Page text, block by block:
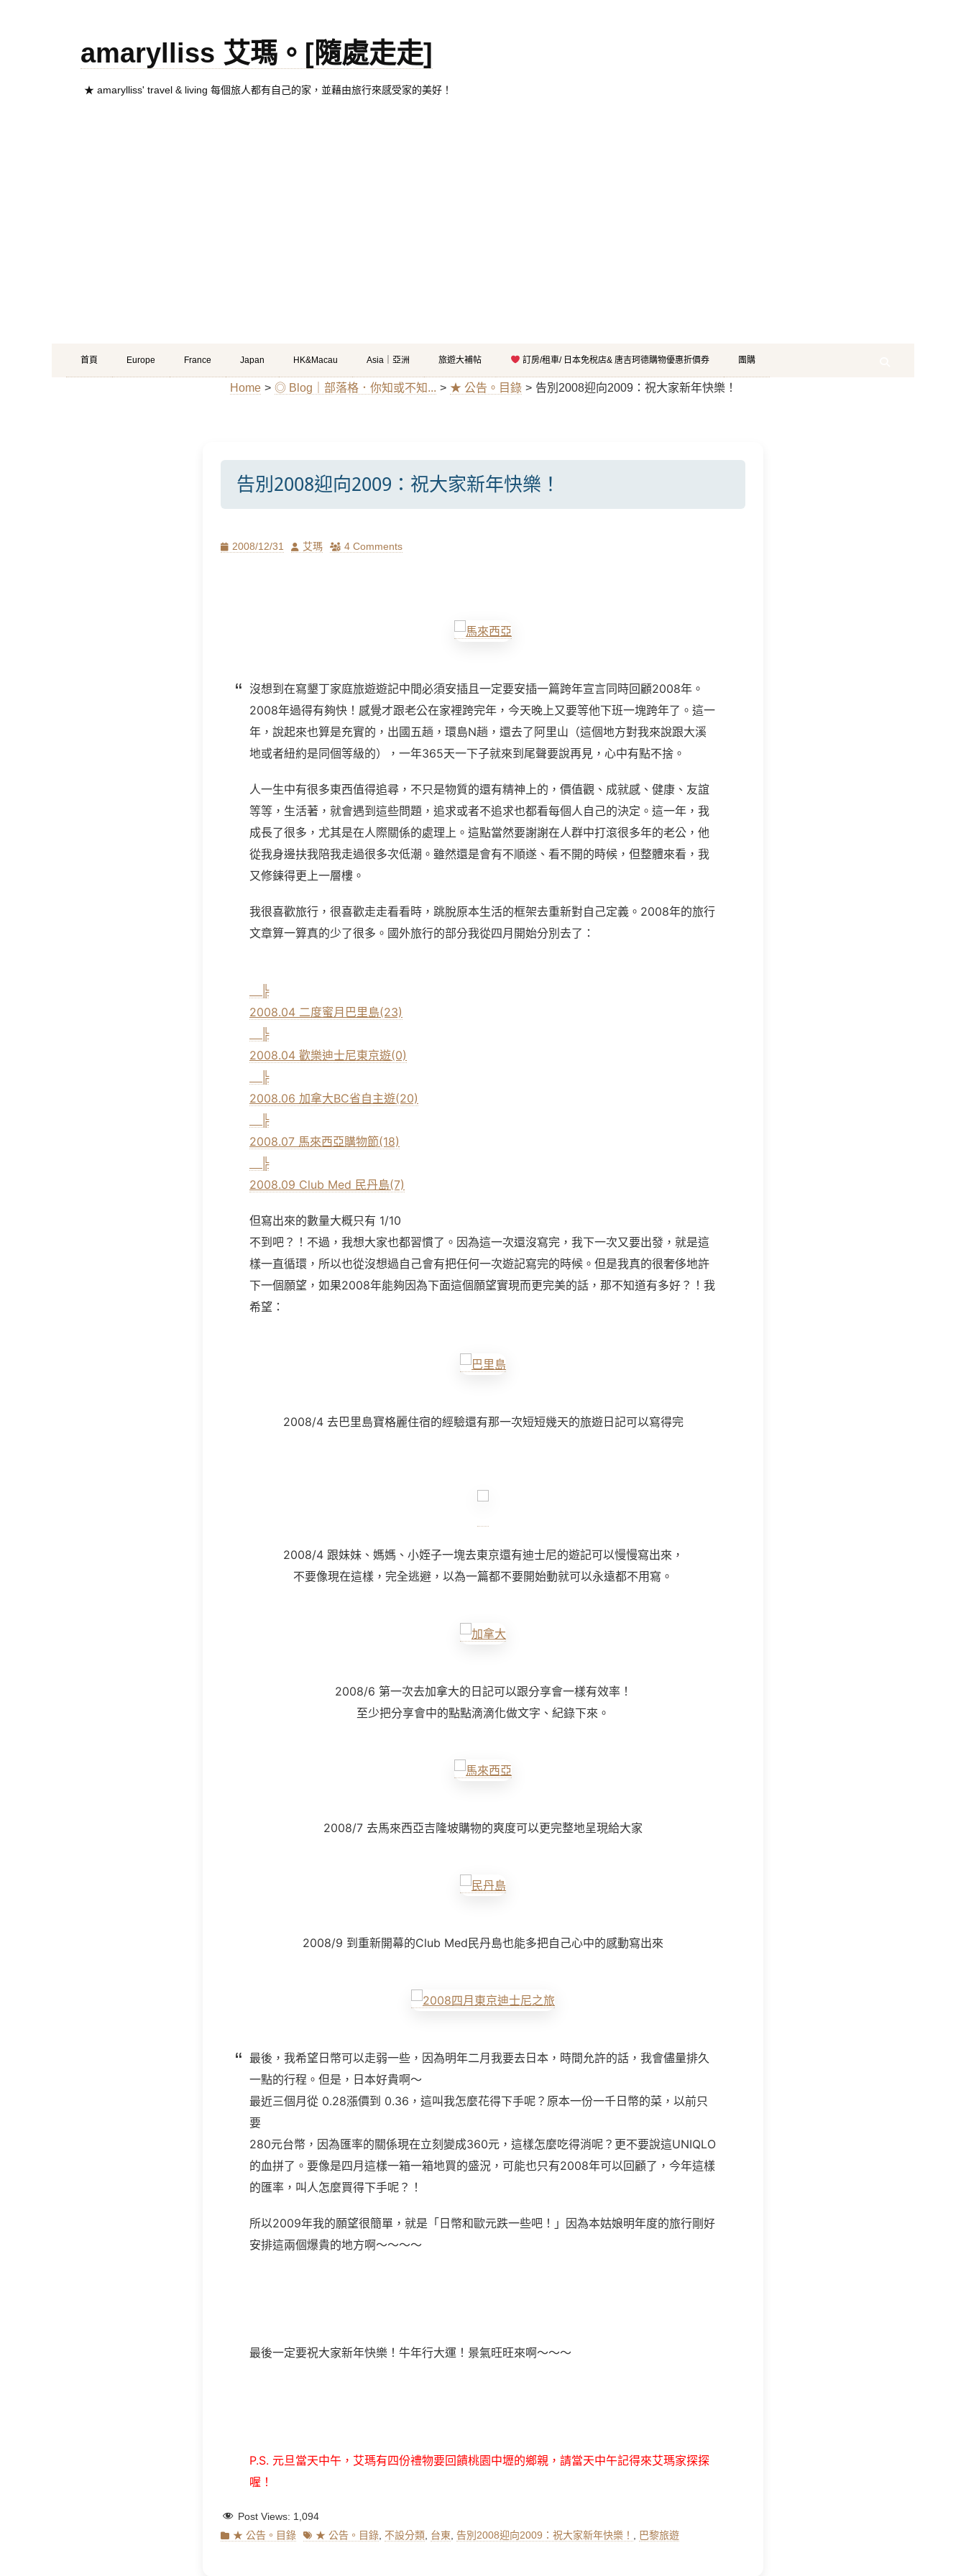
amarylliss 艾瑪。[隨處走走]
★ amarylliss' travel & living 每個旅人都有自己的家，並藉由旅行來感受家的美好！
Primary
Menu
Skip
to
首頁 Europe France Japan HK&Macau Asia｜亞洲 旅遊大補帖 訂房/租車/ 日本免稅店& 唐吉珂德購物優惠折價券 團購
Home > ◎ Blog｜部落格．你知或不知... > ★ 公告。目錄 > 告別2008迎向2009：祝大家新年快樂！
告別2008迎向2009：祝大家新年快樂！
Posted
2008/12/31 Author
艾瑪 4 Comments
沒想到在寫墾丁家庭旅遊遊記中間必須安插且一定要安插一篇跨年宣言同時回顧2008年。
2008年過得有夠快！感覺才跟老公在家裡跨完年，今天晚上又要等他下班一塊跨年了。這一
年，說起來也算是充實的，出國五趟，環島N趟，還去了阿里山（這個地方對我來說跟大溪
地或者紐約是同個等級的），一年365天一下子就來到尾聲要說再見，心中有點不捨。
人一生中有很多東西值得追尋，不只是物質的還有精神上的，價值觀、成就感、健康、友誼
等等，生活著，就會遇到這些問題，追求或者不追求也都看每個人自己的決定。這一年，我
成長了很多，尤其是在人際關係的處理上。這點當然要謝謝在人群中打滾很多年的老公，他
從我身邊扶我陪我走過很多次低潮。雖然還是會有不順遂、看不開的時候，但整體來看，我
又修鍊得更上一層樓。
我很喜歡旅行，很喜歡走走看看時，跳脫原本生活的框架去重新對自己定義。2008年的旅行
文章算一算真的少了很多。國外旅行的部分我從四月開始分別去了：
╠
2008.04 二度蜜月巴里島(23)
╠
2008.04 歡樂迪士尼東京遊(0)
╠
2008.06 加拿大BC省自主遊(20)
╠
2008.07 馬來西亞購物節(18)
╠
2008.09 Club Med 民丹島(7)
但寫出來的數量大概只有 1/10
不到吧？！不過，我想大家也都習慣了。因為這一次還沒寫完，我下一次又要出發，就是這
樣一直循環，所以也從沒想過自己會有把任何一次遊記寫完的時候。但是我真的很奢侈地許
下一個願望，如果2008年能夠因為下面這個願望實現而更完美的話，那不知道有多好？！我
希望：
2008/4 去巴里島寶格麗住宿的經驗還有那一次短短幾天的旅遊日記可以寫得完
2008/4 跟妹妹、媽媽、小姪子一塊去東京還有迪士尼的遊記可以慢慢寫出來，
不要像現在這樣，完全逃避，以為一篇都不要開始動就可以永遠都不用寫。
2008/6 第一次去加拿大的日記可以跟分享會一樣有效率！
至少把分享會中的點點滴滴化做文字、紀錄下來。
2008/7 去馬來西亞吉隆坡購物的爽度可以更完整地呈現給大家
2008/9 到重新開幕的Club Med民丹島也能多把自己心中的感動寫出來
最後，我希望日幣可以走弱一些，因為明年二月我要去日本，時間允許的話，我會儘量排久
一點的行程。但是，日本好貴啊～
最近三個月從 0.28漲價到 0.36，這叫我怎麼花得下手呢？原本一份一千日幣的菜，以前只
要
280元台幣，因為匯率的關係現在立刻變成360元，這樣怎麼吃得消呢？更不要說這UNIQLO
的血拼了。要像是四月這樣一箱一箱地買的盛況，可能也只有2008年可以回顧了，今年這樣
的匯率，叫人怎麼買得下手呢？！
所以2009年我的願望很簡單，就是「日幣和歐元跌一些吧！」因為本姑娘明年度的旅行剛好
安排這兩個爆貴的地方啊～～～～
最後一定要祝大家新年快樂！牛年行大運！景氣旺旺來啊～～～
P.S. 元旦當天中午，艾瑪有四份禮物要回饋桃園中壢的鄉親，請當天中午記得來艾瑪家探探
喔！
Post Views: 1,094
Categories
★ 公告。目錄 Tags★ 公告。目錄 不設分類 台東 告別2008迎向2009：祝大家新年快樂！ 巴黎旅遊